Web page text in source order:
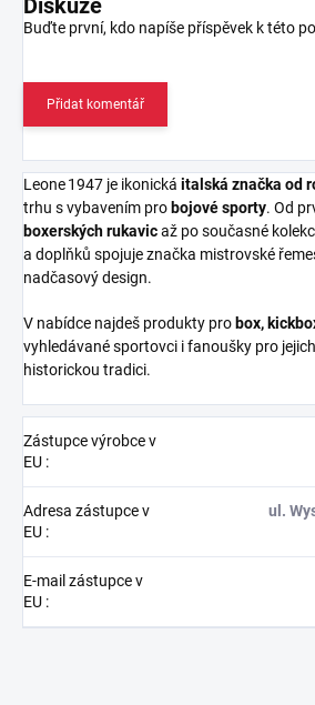
Diskuze
Buďte první, kdo napíše příspěvek k této
Přidat komentář
Leone 1947 je ikonická italská značka od
trhu s vybavením pro bojové sporty. Od
boxerských rukavicaž po současné
a doplňků spojuje značka mistrovské
nadčasový design.
V nabídce najdeš produkty pro box,
vyhledávané sportovci i fanoušky pro
historickou tradici.
Zástupce výrobce v
EU :
Adresa zástupce v
EU :
ul.
E-mail zástupce v
EU :